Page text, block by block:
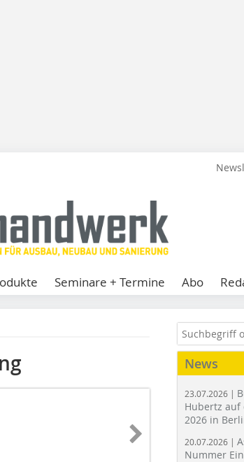
Seminare + Termine Abo
News
23.07.2026 |
Hubertz auf
2026 in
20.07.2026 |
Nummer